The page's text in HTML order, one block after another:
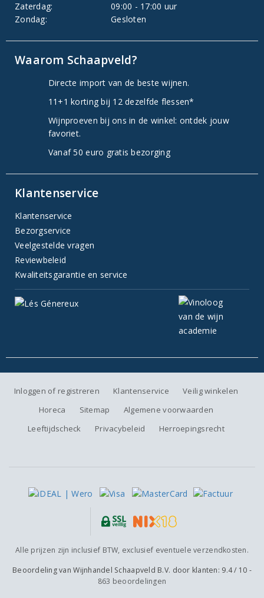
Zaterdag:
09:00 - 17:00 uur
Zondag:
Gesloten
Waarom Schaapveld?
Directe import van de beste wijnen.
11+1 korting bij 12 dezelfde flessen*
Wijnproeven bij ons in de winkel: ontdek jouw
favoriet.
Vanaf 50 euro gratis bezorging
Klantenservice
Klantenservice
Bezorgservice
Veelgestelde vragen
Reviewbeleid
Kwaliteitsgarantie en service
Inloggen of registreren Klantenservice
Veilig winkelen
Horeca
Sitemap
Algemene voorwaarden
Leeftijdscheck
Privacybeleid Herroepingsrecht
Alle prijzen zijn inclusief BTW, exclusief eventuele verzendkosten.
Beoordeling vanWijnhandel Schaapveld B.V. door klanten: 9.4/ 10 -
863 beoordelingen